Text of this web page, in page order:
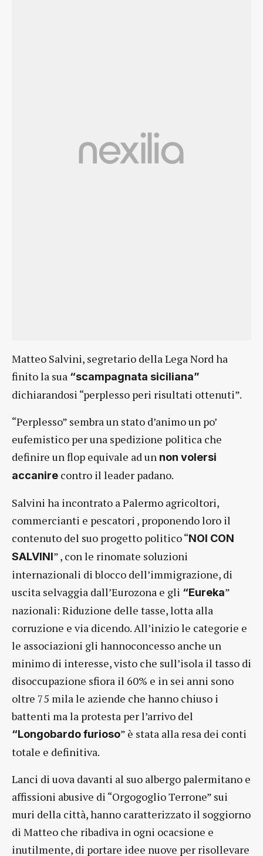
Matteo Salvini, segretario della Lega Nord ha
finito la sua “scampagnata siciliana”
dichiarandosi “perplesso peri risultati ottenuti”.
“Perplesso” sembra un stato d’animo un po’
eufemistico per una spedizione politica che
definire un flop equivale ad un non volersi
accanire contro il leader padano.
Salvini ha incontrato a Palermo agricoltori,
commercianti e pescatori , proponendo loro il
contenuto del suo progetto politico “NOI CON
SALVINI” , con le rinomate soluzioni
internazionali di blocco dell’immigrazione, di
uscita selvaggia dall’Eurozona e gli “Eureka”
nazionali: Riduzione delle tasse, lotta alla
corruzione e via dicendo. All’inizio le categorie e
le associazioni gli hannoconcesso anche un
minimo di interesse, visto che sull’isola il tasso di
disoccupazione sfiora il 60% e in sei anni sono
oltre 75 mila le aziende che hanno chiuso i
battenti ma la protesta per l’arrivo del
“Longobardo furioso” è stata alla resa dei conti
totale e definitiva.
Lanci di uova davanti al suo albergo palermitano e
affissioni abusive di “Orgogoglio Terrone” sui
muri della città, hanno caratterizzato il soggiorno
di Matteo che ribadiva in ogni ocacsione e
inutilmente, di portare idee nuove per risollevare